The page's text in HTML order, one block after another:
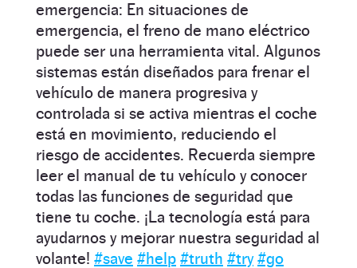
emergencia: En situaciones de
emergencia, el freno de mano eléctrico
puede ser una herramienta vital. Algunos
sistemas están diseñados para frenar el
vehículo de manera progresiva y
controlada si se activa mientras el coche
está en movimiento, reduciendo el
riesgo de accidentes. Recuerda siempre
leer el manual de tu vehículo y conocer
todas las funciones de seguridad que
tiene tu coche. ¡La tecnología está para
ayudarnos y mejorar nuestra seguridad al
volante! #save #help #truth #try #go